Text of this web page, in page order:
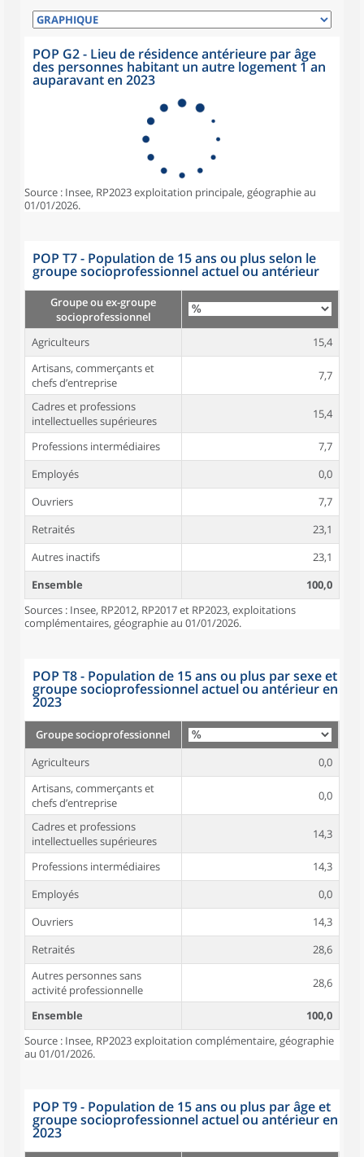
POP G2 - Lieu de résidence antérieure par âge
des personnes habitant un autre logement 1 an
auparavant en 2023
Source : Insee, RP2023 exploitation principale, géographie au
01/01/2026.
POP T7 - Population de 15 ans ou plus selon le
groupe socioprofessionnel actuel ou antérieur
Groupe ou ex-groupe
socioprofessionnel
Agriculteurs
15,4
Artisans, commerçants et
chefs d’entreprise
7,7
Cadres et professions
intellectuelles supérieures
15,4
Professions intermédiaires
7,7
Employés
0,0
Ouvriers
7,7
Retraités
23,1
Autres inactifs
23,1
Ensemble
100,0
Sources : Insee, RP2012, RP2017 et RP2023, exploitations
complémentaires, géographie au 01/01/2026.
POP T8 - Population de 15 ans ou plus par sexe et
groupe socioprofessionnel actuel ou antérieur en
2023
Groupe socioprofessionnel
Agriculteurs
0,0
Artisans, commerçants et
chefs d’entreprise
0,0
Cadres et professions
intellectuelles supérieures
14,3
Professions intermédiaires
14,3
Employés
0,0
Ouvriers
14,3
Retraités
28,6
Autres personnes sans
activité professionnelle
28,6
Ensemble
100,0
Source : Insee, RP2023 exploitation complémentaire, géographie
au 01/01/2026.
POP T9 - Population de 15 ans ou plus par âge et
groupe socioprofessionnel actuel ou antérieur en
2023